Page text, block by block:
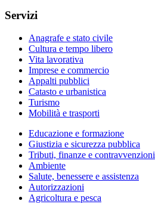
Servizi
Anagrafe e stato civile
Cultura e tempo libero
Vita lavorativa
Imprese e commercio
Appalti pubblici
Catasto e urbanistica
Turismo
Mobilità e trasporti
Educazione e formazione
Giustizia e sicurezza pubblica
Tributi, finanze e contravvenzioni
Ambiente
Salute, benessere e assistenza
Autorizzazioni
Agricoltura e pesca